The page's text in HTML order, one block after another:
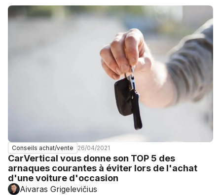
Conseils achat/vente 26/04/2021
CarVertical vous donne son TOP 5 des
arnaques courantes à éviter lors de l'achat
d'une voiture d'occasion
Aivaras Grigelevičius